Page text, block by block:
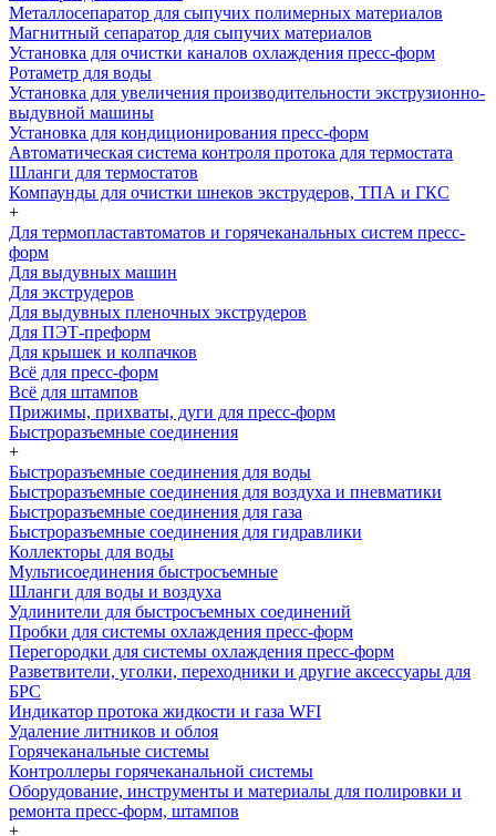
Металлосепаратор для сыпучих полимерных материалов
Магнитный сепаратор для сыпучих материалов
Установка для очистки каналов охлаждения пресс-форм
Ротаметр для воды
Установка для увеличения производительности экструзионно-
выдувной машины
Установка для кондиционирования пресс-форм
Автоматическая система контроля протока для термостата
Шланги для термостатов
Компаунды для очистки шнеков экструдеров, ТПА и ГКС
+
Для термопластавтоматов и горячеканальных систем пресс-
форм
Для выдувных машин
Для экструдеров
Для выдувных пленочных экструдеров
Для ПЭТ-преформ
Для крышек и колпачков
Всё для пресс-форм
Всё для штампов
Прижимы, прихваты, дуги для пресс-форм
Быстроразъемные соединения
+
Быстроразъемные соединения для воды
Быстроразъемные соединения для воздуха и пневматики
Быстроразъемные соединения для газа
Быстроразъемные соединения для гидравлики
Коллекторы для воды
Мультисоединения быстросъемные
Шланги для воды и воздуха
Удлинители для быстросъемных соединений
Пробки для системы охлаждения пресс-форм
Перегородки для системы охлаждения пресс-форм
Разветвители, уголки, переходники и другие аксессуары для
БРС
Индикатор протока жидкости и газа WFI
Удаление литников и облоя
Горячеканальные системы
Контроллеры горячеканальной системы
Оборудование, инструменты и материалы для полировки и
ремонта пресс-форм, штампов
+